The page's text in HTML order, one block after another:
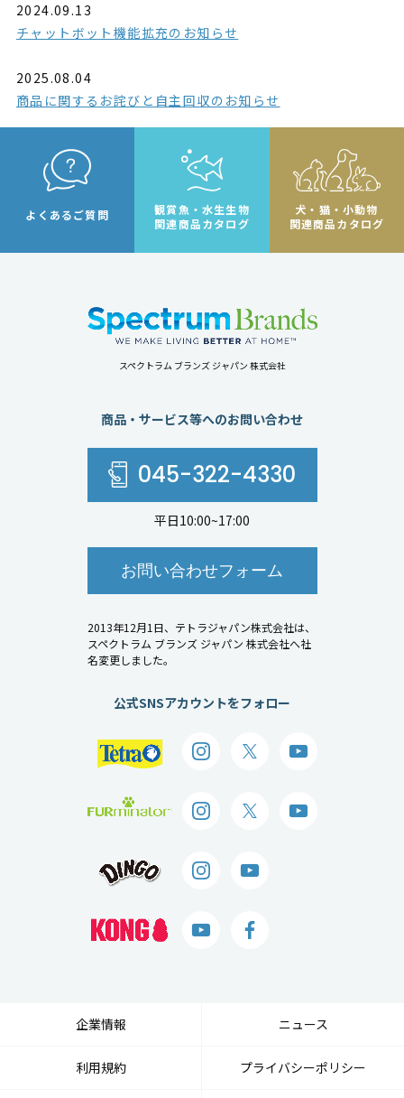
2024.09.13
チャットボット機能拡充のお知らせ
2025.08.04
商品に関するお詫びと自主回収のお知らせ
よくあるご質問
観賞魚・水生生物
関連商品カタログ
犬・猫・小動物
関連商品カタログ
スペクトラム ブランズ ジャパン 株式会社
商品・サービス等へのお問い合わせ
045-322-4330
平日10:00~17:00
お問い合わせフォーム
2013年12月1日、テトラジャパン株式会社は、
スペクトラム ブランズ ジャパン 株式会社へ社
名変更しました。
公式SNSアカウントをフォロー
企業情報 ニュース
利用規約 プライバシーポリシー